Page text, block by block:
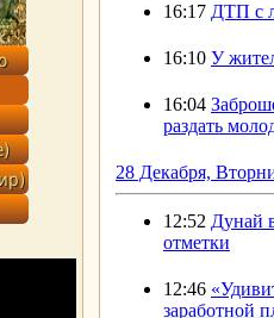
16:17 ДТП с
16:10 У
16:04
раздать
28 Декабря,
12:52 Дунай
отметки
12:46
заработной